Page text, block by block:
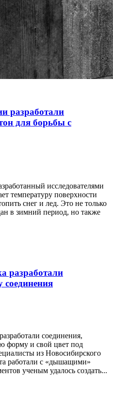
разработали
для борьбы с
исследователями
температуру поверхности
снег и лед. Это не только
в зимний период, но также
разработали
соединения,
форму и свой цвет под
из Новосибирского
работали с «дышащими»
ученым удалось создать...